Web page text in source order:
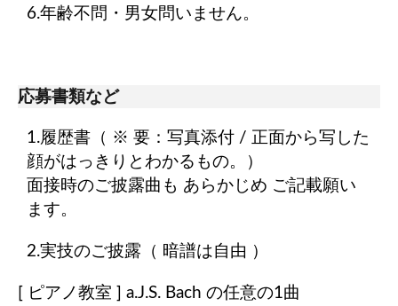
6.年齢不問・男女問いません。
応募書類など
1.履歴書 （ ※ 要：写真添付 / 正面から写した
顔がはっきりとわかるもの。）
面接時のご披露曲も あらかじめ ご記載願い
ます。
2.実技のご披露（ 暗譜は自由 ）
[ ピアノ教室 ] a.J.S. Bach の任意の1曲